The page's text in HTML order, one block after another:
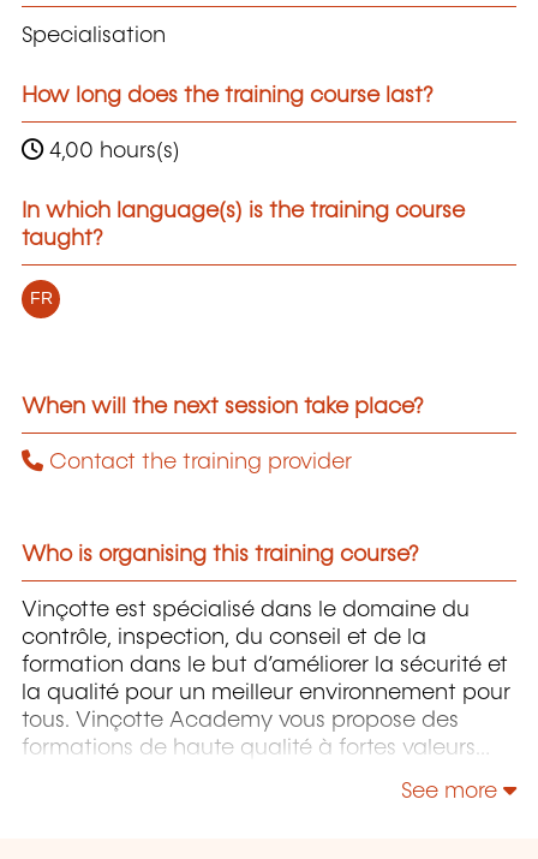
Specialisation
How long does the training course last?
4,00 hours(s)
In which language(s) is the training course
taught?
FR
When will the next session take place?
Contact the training provider
Who is organising this training course?
Vinçotte est spécialisé dans le domaine du
contrôle, inspection, du conseil et de la
formation dans le but d’améliorer la sécurité et
la qualité pour un meilleur environnement pour
tous. Vinçotte Academy vous propose des
formations de haute qualité à fortes valeurs
domaines des systèmes de management et de
See more